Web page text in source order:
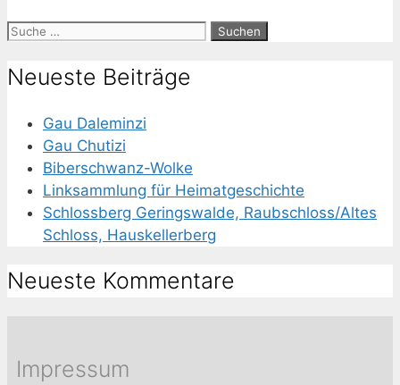
Suche
Neueste Beiträge
Gau Daleminzi
Gau Chutizi
Biberschwanz-Wolke
Linksammlung für Heimatgeschichte
Schlossberg Geringswalde, Raubschloss/Altes
Schloss, Hauskellerberg
Neueste Kommentare
Impressum